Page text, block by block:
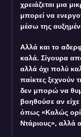
χρειάζεται μια
μπορεί να
μέσω της
Αλλά και το
καλά. Σίγουρα
αλλά όχι πολύ
παίκτες ξεχνούν
δεν μπορώ να
βοηθούσε αν
όπως «Καλώς
Ντάριους», αλλά